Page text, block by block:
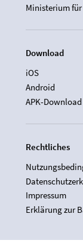
Ministerium
Download
iOS
Android
APK-Download
Rechtliches
Impressum
Erklärung zur